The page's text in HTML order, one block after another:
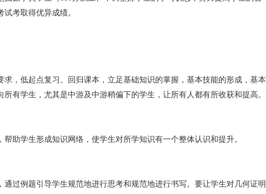
考取得优异成绩。
低起点复习。回归课本，立足基础知识的掌握，基本技能的形成，基本
有学生，尤其是中游及中游稍偏下的学生，让所有人都有所收获和提高。
学生形成知识网络，使学生对所学知识有一个整体认识和提升。
例题引导学生规范地进行思考和规范地进行书写。要让学生对几何证明